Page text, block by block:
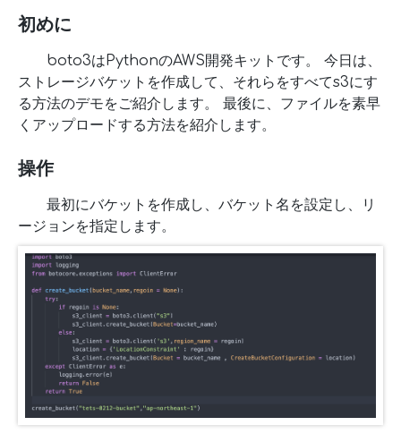
初めに
boto3はPythonのAWS開発キットです。 今日は、
ストレージバケットを作成して、それらをすべてs3にす
る方法のデモをご紹介します。 最後に、ファイルを素早
くアップロードする方法を紹介します。
操作
最初にバケットを作成し、バケット名を設定し、リ
ージョンを指定します。